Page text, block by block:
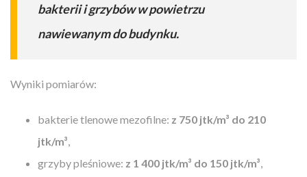
bakterii i grzybów w powietrzu
nawiewanym do budynku.
Wyniki pomiarów:
bakterie tlenowe mezofilne: z 750 jtk/m³ do 210
jtk/m³
grzyby pleśniowe: z 1 400 jtk/m³ do 150 jtk/m³